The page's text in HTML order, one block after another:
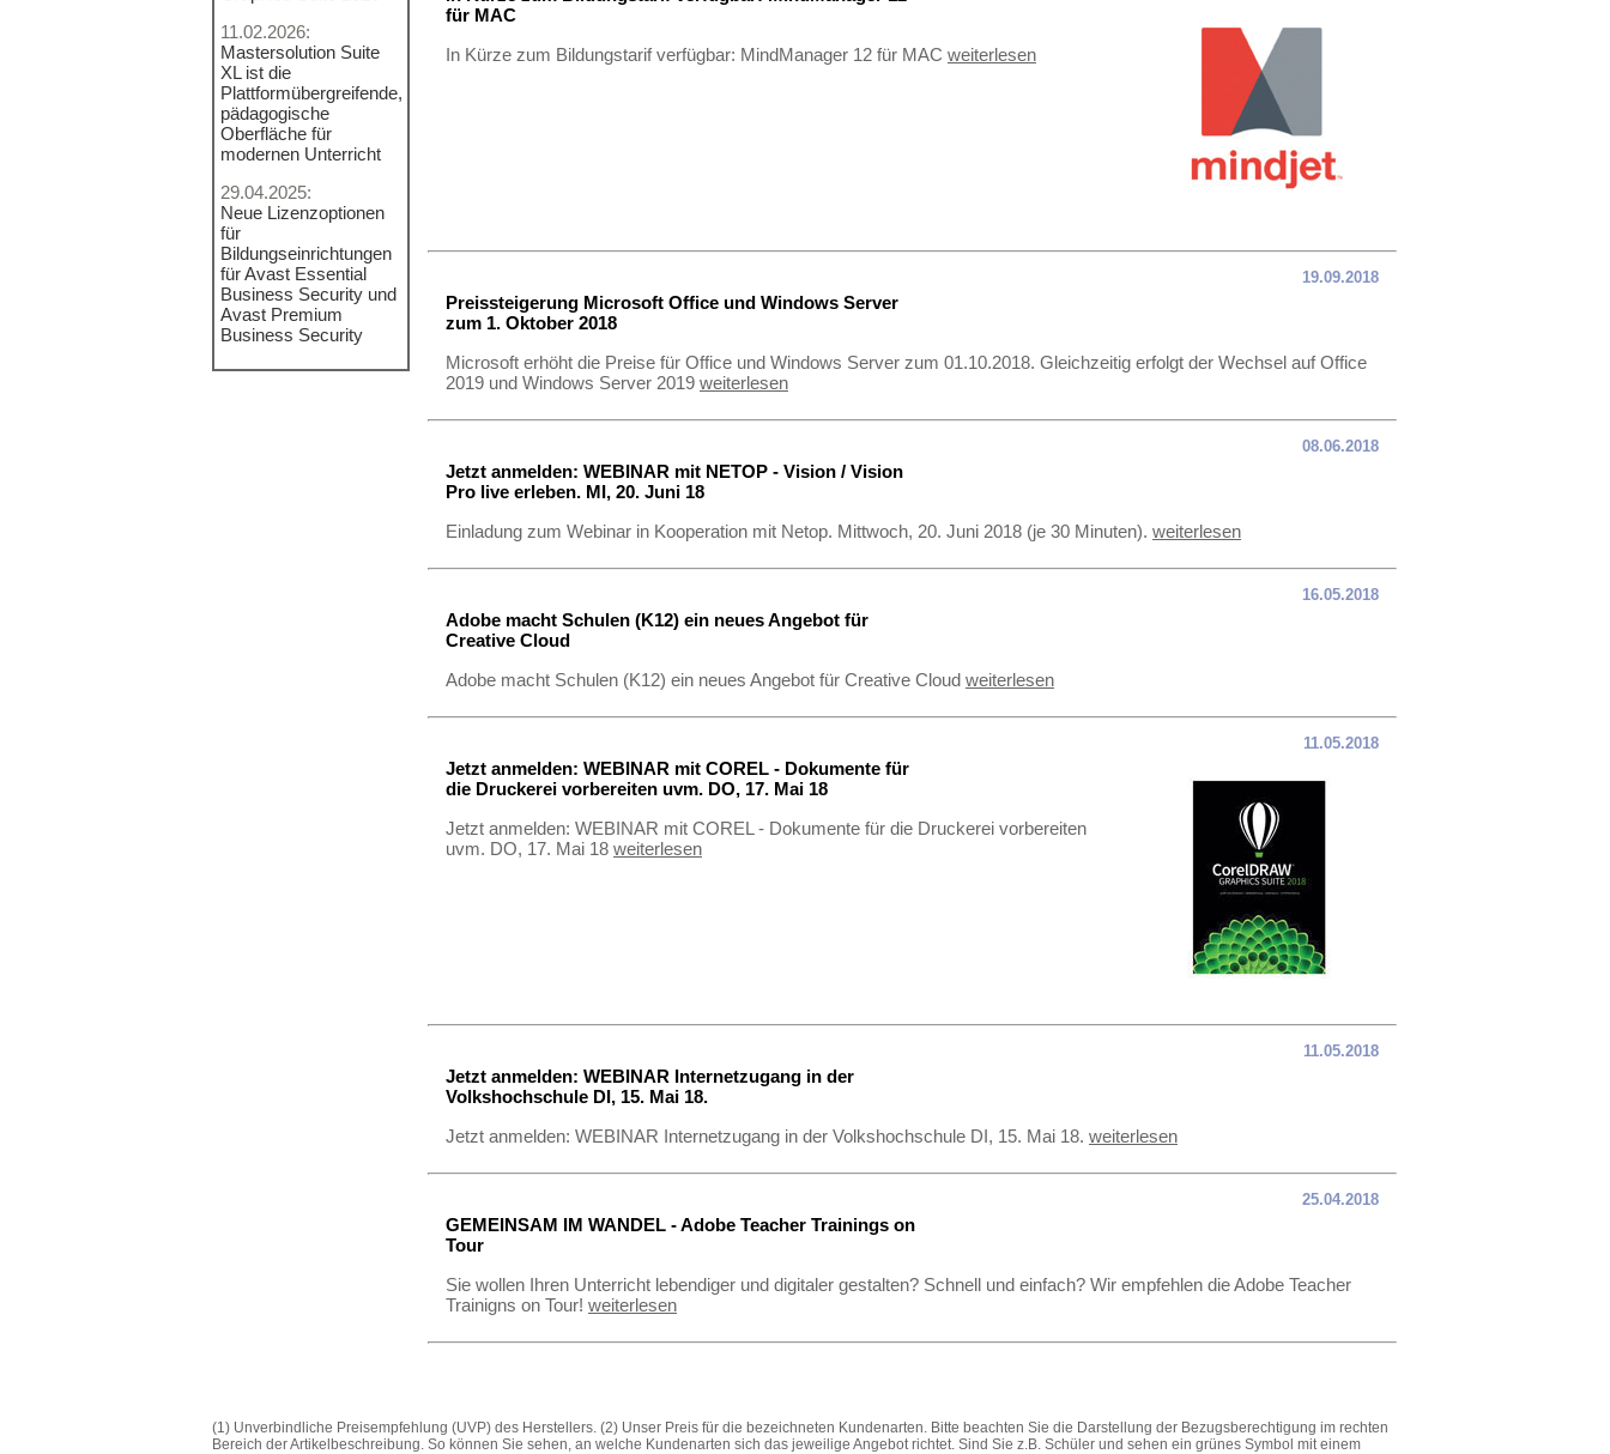
11.02.2026:
Mastersolution Suite
XL ist die
Plattformübergreifende,
pädagogische
Oberfläche für
modernen Unterricht
29.04.2025:
Neue Lizenzoptionen
für
Bildungseinrichtungen
für Avast Essential
Business Security und
Avast Premium
Business Security
für MAC
In Kürze zum Bildungstarif verfügbar: MindManager 12 für MAC weiterlesen
Preissteigerung Microsoft Office und Windows Server
zum 1. Oktober 2018
Microsoft erhöht die Preise für Office und Windows Server zum 01.10.2018. Gleichzeitig erfolgt der Wechsel auf Office
2019 und Windows Server 2019 weiterlesen
19.09.2018
Jetzt anmelden: WEBINAR mit NETOP - Vision / Vision
Pro live erleben. MI, 20. Juni 18
Einladung zum Webinar in Kooperation mit Netop. Mittwoch, 20. Juni 2018 (je 30 Minuten). weiterlesen
08.06.2018
Adobe macht Schulen (K12) ein neues Angebot für
Creative Cloud
Adobe macht Schulen (K12) ein neues Angebot für Creative Cloud weiterlesen
16.05.2018
Jetzt anmelden: WEBINAR mit COREL - Dokumente für
die Druckerei vorbereiten uvm. DO, 17. Mai 18
Jetzt anmelden: WEBINAR mit COREL - Dokumente für die Druckerei vorbereiten
uvm. DO, 17. Mai 18 weiterlesen
11.05.2018
Jetzt anmelden: WEBINAR Internetzugang in der
Volkshochschule DI, 15. Mai 18.
Jetzt anmelden: WEBINAR Internetzugang in der Volkshochschule DI, 15. Mai 18. weiterlesen
11.05.2018
GEMEINSAM IM WANDEL - Adobe Teacher Trainings on
Tour
Sie wollen Ihren Unterricht lebendiger und digitaler gestalten? Schnell und einfach? Wir empfehlen die Adobe Teacher
Trainigns on Tour! weiterlesen
25.04.2018
(1) Unverbindliche Preisempfehlung (UVP) des Herstellers. (2) Unser Preis für die bezeichneten Kundenarten. Bitte beachten Sie die Darstellung der Bezugsberechtigung im rechten
Bereich der Artikelbeschreibung. So können Sie sehen, an welche Kundenarten sich das jeweilige Angebot richtet. Sind Sie z.B. Schüler und sehen ein grünes Symbol mit einem